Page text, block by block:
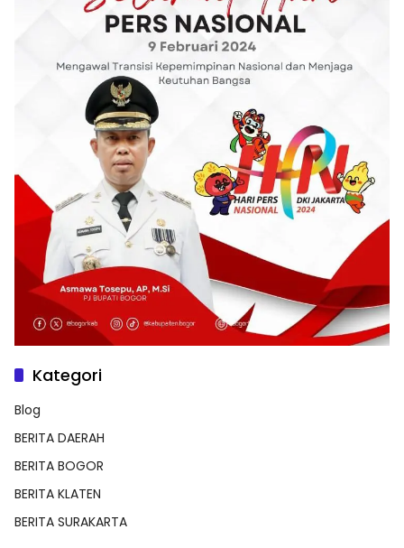
Kategori
Blog
BERITA DAERAH
BERITA BOGOR
BERITA KLATEN
BERITA SURAKARTA